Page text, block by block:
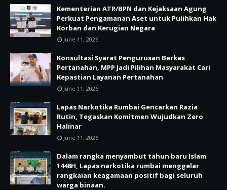
Kementerian ATR/BPN dan Kejaksaan Agung
Perkuat Pengamanan Aset untuk Pulihkan Hak
Korban dan Kerugian Negara
June 11, 2026
Konsultasi Syarat Pengurusan Berkas
Pertanahan, MPP Jadi Pilihan Masyarakat Cari
Kepastian Layanan Pertanahan
June 11, 2026
Lapas Narkotika Rumbai Gencarkan Razia
Rutin, Tegaskan Komitmen Wujudkan Zero
Halinar
June 11, 2026
Dalam rangka menyambut tahun baru Islam
1448H, Lapas narkotika rumbai menggelar
rangkaian keagamaan positif bagi seluruh
warga binaan.